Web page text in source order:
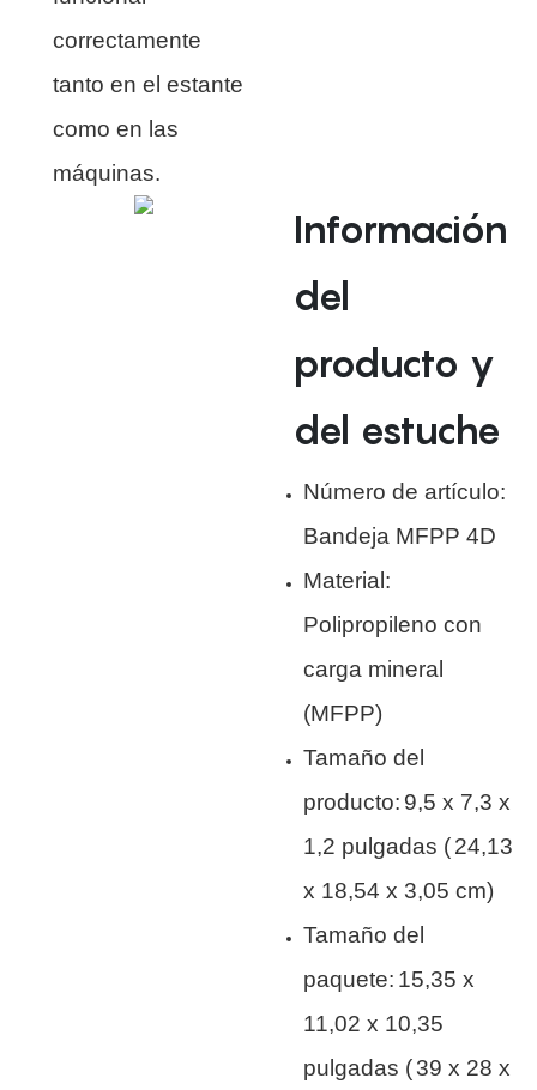
correctamente
tanto en el estante
como en las
máquinas.
Información
del
producto y
del estuche
Número de artículo:
Bandeja MFPP 4D
Material:
Polipropileno con
carga mineral
(MFPP)
Tamaño del
producto: 9,5 x 7,3 x
1,2 pulgadas (24,13
x 18,54 x 3,05 cm)
Tamaño del
paquete: 15,35 x
11,02 x 10,35
pulgadas (39 x 28 x